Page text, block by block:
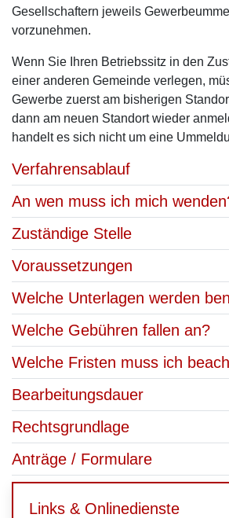
Gesellschaftern jeweils
vorzunehmen.
Wenn Sie Ihren Betriebssitz in den
einer anderen Gemeinde verlegen,
Gewerbe zuerst am bisherigen
dann am neuen Standort wieder
handelt es sich nicht um eine
Verfahrensablauf
An wen muss ich mich
Zuständige Stelle
Voraussetzungen
Welche Unterlagen werden
Welche Gebühren fallen an?
Welche Fristen muss ich
Bearbeitungsdauer
Rechtsgrundlage
Anträge / Formulare
Links & Onlinedienste